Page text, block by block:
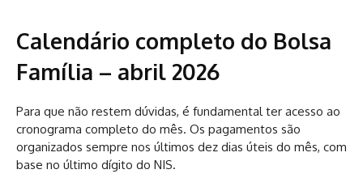
Calendário completo do Bolsa
Família – abril 2026
Para que não restem dúvidas, é fundamental ter acesso ao
cronograma completo do mês. Os pagamentos são
organizados sempre nos últimos dez dias úteis do mês, com
base no último dígito do NIS.